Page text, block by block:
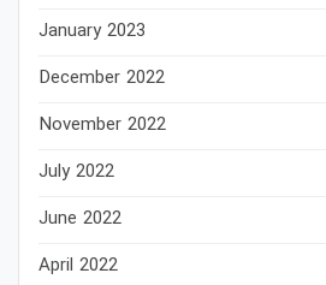
January 2023
December 2022
November 2022
July 2022
June 2022
April 2022